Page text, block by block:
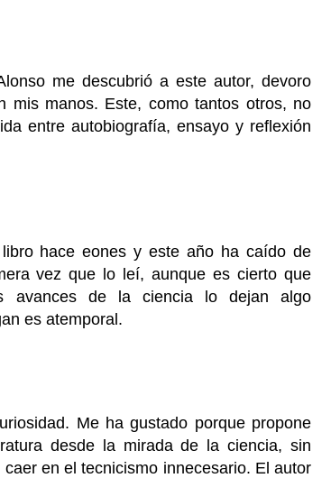
me descubrió a este autor, devoro
mis manos. Este, como tantos otros, no
entre autobiografía, ensayo y reflexión
hace eones y este año ha caído de
vez que lo leí, aunque es cierto que
avances de la ciencia lo dejan algo
es atemporal.
Me ha gustado porque propone
desde la mirada de la ciencia, sin
en el tecnicismo innecesario. El autor